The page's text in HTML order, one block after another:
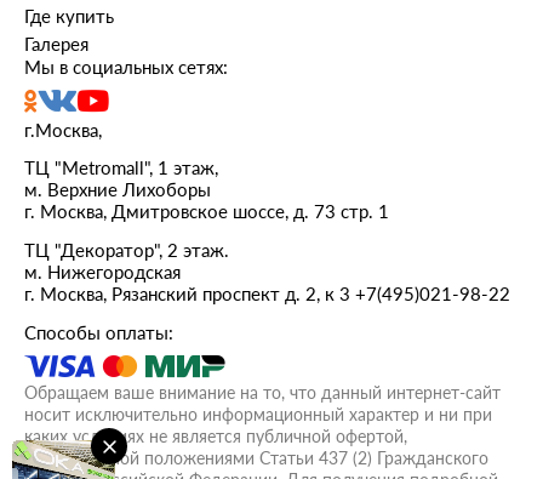
г.Москва,
ТЦ "Metromall", 1 этаж,
м. Верхние Лихоборы
г. Москва, Дмитровское шоссе, д. 73 стр. 1
ТЦ "Декоратор", 2 этаж.
м. Нижегородская
г. Москва, Рязанский проспект д. 2, к 3 +7(495)021-98-22
Способы оплаты:
Где купить
Галерея
Мы в социальных сетях:
Обращаем ваше внимание на то, что данный интернет-сайт
носит исключительно информационный характер и ни при
каких условиях не является публичной офертой,
определяемой положениями Статьи 437 (2) Гражданского